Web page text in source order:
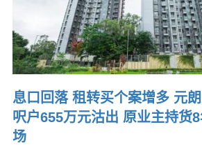
息口回落 租转买个案增多 元
呎户655万元沽出 原业主持货
场